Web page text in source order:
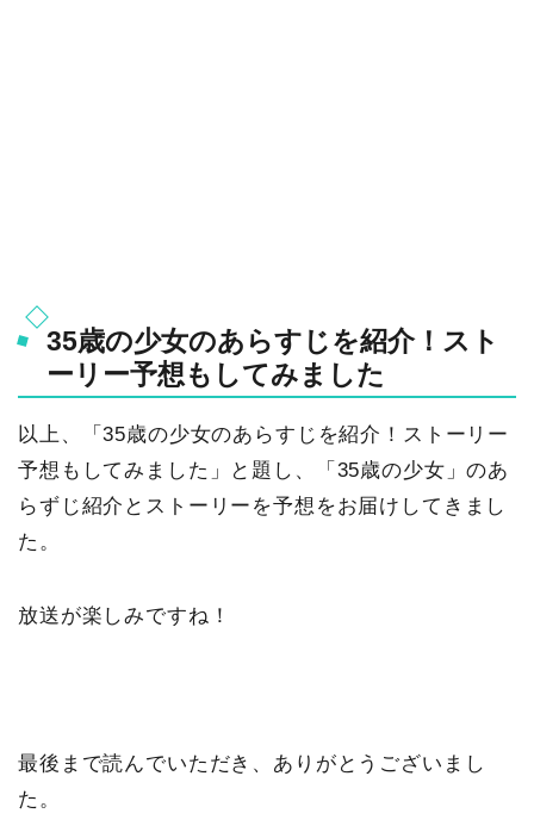
35歳の少女のあらすじを紹介！スト
ーリー予想もしてみました
以上、「35歳の少女のあらすじを紹介！ストーリー
予想もしてみました」と題し、「35歳の少女」のあ
らずじ紹介とストーリーを予想をお届けしてきまし
た。
放送が楽しみですね！
最後まで読んでいただき、ありがとうございまし
た。